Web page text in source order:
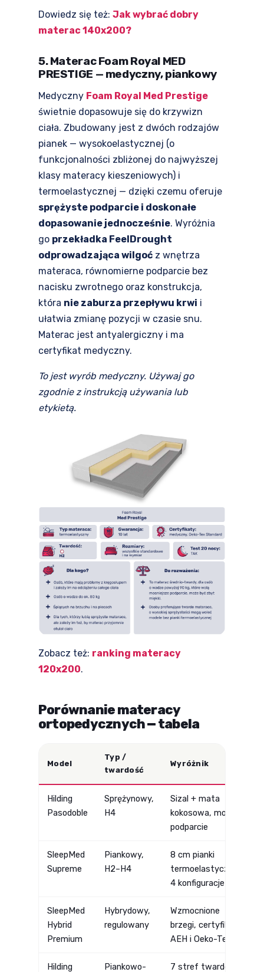
Dowiedz się też: Jak wybrać dobry
materac 140x200?
5. Materac Foam Royal MED
PRESTIGE — medyczny, piankowy
Medyczny Foam Royal Med Prestige
świetnie dopasowuje się do krzywizn
ciała. Zbudowany jest z dwóch rodzajów
pianek — wysokoelastycznej (o
funkcjonalności zbliżonej do najwyższej
klasy materacy kieszeniowych) i
termoelastycznej — dzięki czemu oferuje
sprężyste podparcie i doskonałe
dopasowanie jednocześnie. Wyróżnia
go przekładka FeelDrought
odprowadzająca wilgoć z wnętrza
materaca, równomierne podparcie bez
nacisku zwrotnego oraz konstrukcja,
która nie zaburza przepływu krwi i
ułatwia zmianę pozycji w czasie snu.
Materac jest antyalergiczny i ma
certyfikat medyczny.
To jest wyrób medyczny. Używaj go
zgodnie z instrukcją używania lub
etykietą.
Zobacz też: ranking materacy
120x200.
Porównanie materacy
ortopedycznych — tabela
Model
Typ /
twardość
Wyróżnik
Hilding
Pasodoble
Sprężynowy,
H4
Sizal + mata
kokosowa, mocne
podparcie
SleepMed
Supreme
Piankowy,
H2–H4
8 cm pianki
termoelastycznej,
4 konfiguracje
SleepMed
Hybrid
Premium
Hybrydowy,
regulowany
Wzmocnione
brzegi, certyfikaty
AEH i Oeko-Tex
Hilding Piankowo- 7 stref twardości,